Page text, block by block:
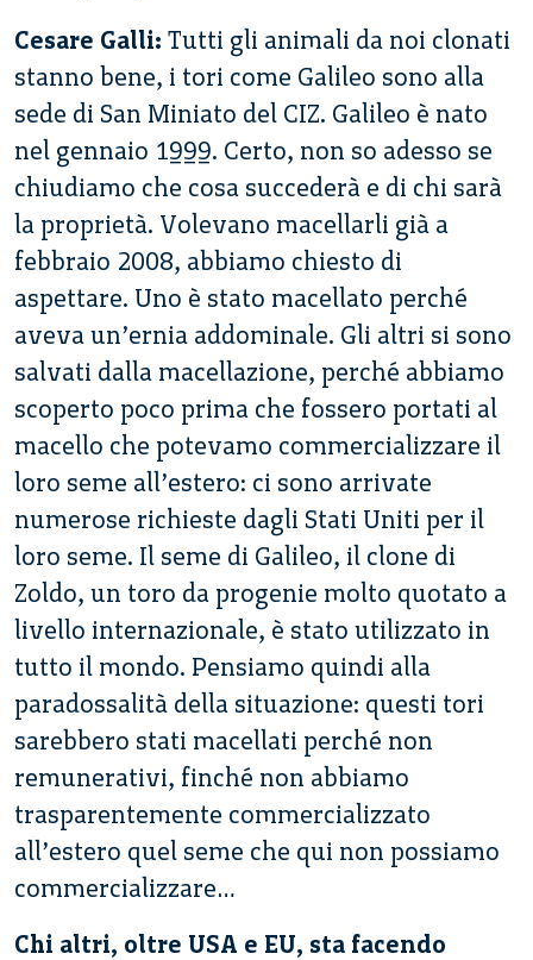
Cesare Galli: Tutti gli animali da noi clonati
stanno bene, i tori come Galileo sono alla
sede di San Miniato del CIZ. Galileo è nato
nel gennaio 1999. Certo, non so adesso se
chiudiamo che cosa succederà e di chi sarà
la proprietà. Volevano macellarli già a
febbraio 2008, abbiamo chiesto di
aspettare. Uno è stato macellato perché
aveva un’ernia addominale. Gli altri si sono
salvati dalla macellazione, perché abbiamo
scoperto poco prima che fossero portati al
macello che potevamo commercializzare il
loro seme all’estero: ci sono arrivate
numerose richieste dagli Stati Uniti per il
loro seme. Il seme di Galileo, il clone di
Zoldo, un toro da progenie molto quotato a
livello internazionale, è stato utilizzato in
tutto il mondo. Pensiamo quindi alla
paradossalità della situazione: questi tori
sarebbero stati macellati perché non
remunerativi, finché non abbiamo
trasparentemente commercializzato
all’estero quel seme che qui non possiamo
commercializzare…
Chi altri, oltre USA e EU, sta facendo